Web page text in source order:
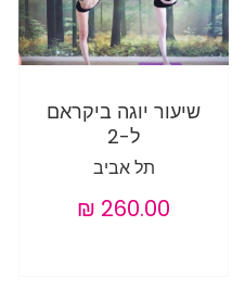
שיעור יוגה ביקראם
ל-2
תל אביב